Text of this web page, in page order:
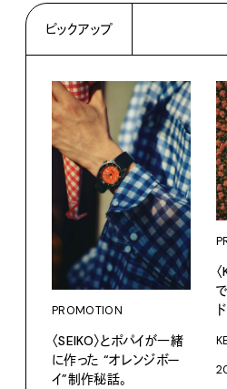
ピックアップ
PROMOTION
〈SEIKO〉とポパイが一緒
に作った “オレンジボー
イ”制作秘話。